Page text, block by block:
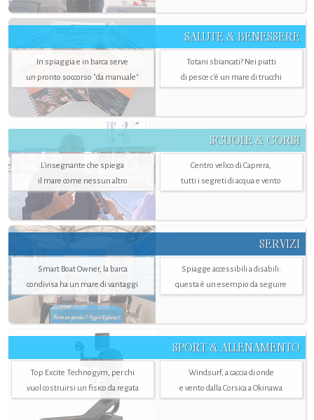
SALUTE & BENESSERE
In spiaggia e in barca serve
un pronto soccorso "da manuale"
Totani sbiancati? Nei piatti
di pesce c'è un mare di trucchi
SCUOLE & CORSI
L'insegnante che spiega
il mare come nessun altro
Centro velico di Caprera,
tutti i segreti di acqua e vento
SERVIZI
Smart Boat Owner, la barca
condivisa ha un mare di vantaggi
Spiagge accessibili a disabili:
questa è un esempio da seguire
SPORT & ALLENAMENTO
Top Excite Technogym, per chi
vuol costruirsi un fisico da regata
Windsurf, a caccia di onde
e vento dalla Corsica a Okinawa